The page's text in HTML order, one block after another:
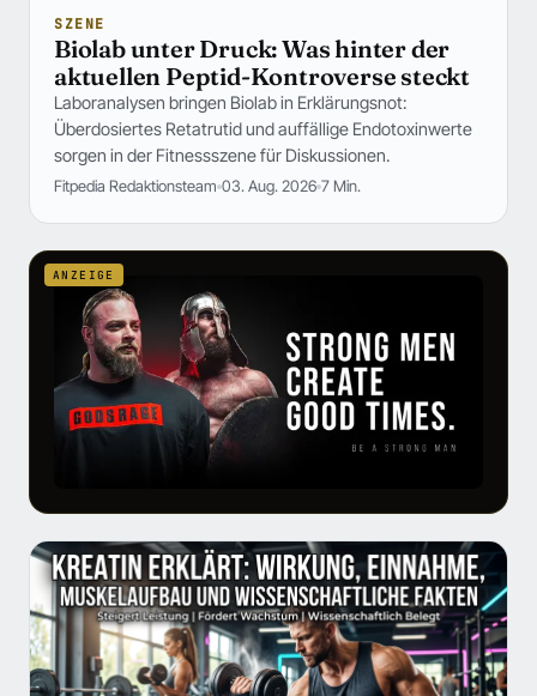
SZENE
Biolab unter Druck: Was hinter der
aktuellen Peptid-Kontroverse steckt
Laboranalysen bringen Biolab in Erklärungsnot:
Überdosiertes Retatrutid und auffällige Endotoxinwerte
sorgen in der Fitnessszene für Diskussionen.
Fitpedia Redaktionsteam 03. Aug. 2026 7 Min.
ANZEIGE